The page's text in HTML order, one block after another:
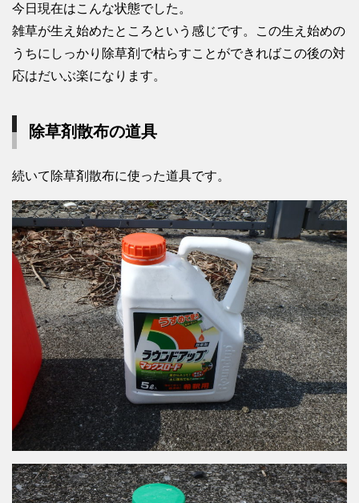
今日現在はこんな状態でした。
雑草が生え始めたところという感じです。この生え始めの
うちにしっかり除草剤で枯らすことができればこの後の対
応はだいぶ楽になります。
除草剤散布の道具
続いて除草剤散布に使った道具です。